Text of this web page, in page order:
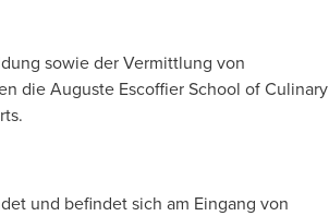
sowie der Vermittlung von
die Auguste Escoffier School of Culinary
und befindet sich am Eingang von